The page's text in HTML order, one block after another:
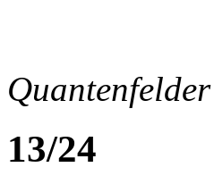
Quantenfelder
13/24